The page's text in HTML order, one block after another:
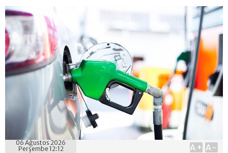
06 Ağustos 2026
Perşembe 12:12
A+ A-